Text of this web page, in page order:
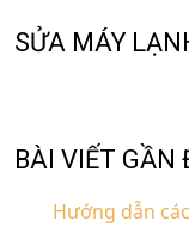
SỬA MÁY
BÀI VIẾT GẦN
Hướng dẫn